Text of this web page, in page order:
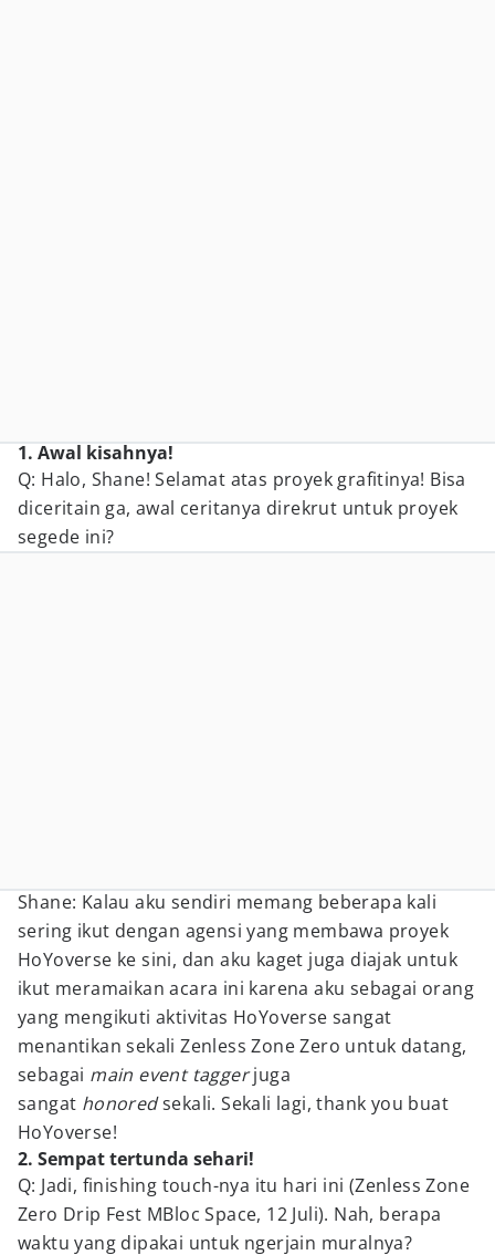
1. Awal kisahnya!
Q: Halo, Shane! Selamat atas proyek grafitinya! Bisa
diceritain ga, awal ceritanya direkrut untuk proyek
segede ini?
Shane: Kalau aku sendiri memang beberapa kali
sering ikut dengan agensi yang membawa proyek
HoYoverse ke sini, dan aku kaget juga diajak untuk
ikut meramaikan acara ini karena aku sebagai orang
yang mengikuti aktivitas HoYoverse sangat
menantikan sekali Zenless Zone Zero untuk datang,
sebagai main event taggerjuga
sangat honoredsekali. Sekali lagi, thank you buat
HoYoverse!
2. Sempat tertunda sehari!
Q: Jadi, finishing touch-nya itu hari ini (Zenless Zone
Zero Drip Fest MBloc Space, 12 Juli). Nah, berapa
waktu yang dipakai untuk ngerjain muralnya?